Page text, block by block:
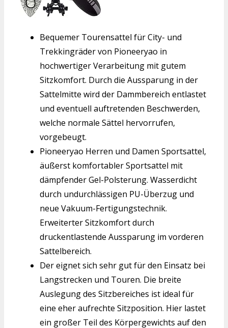
Bequemer Tourensattel für City- und
Trekkingräder von Pioneeryao in
hochwertiger Verarbeitung mit gutem
Sitzkomfort. Durch die Aussparung in der
Sattelmitte wird der Dammbereich entlastet
und eventuell auftretenden Beschwerden,
welche normale Sättel hervorrufen,
vorgebeugt.
Pioneeryao Herren und Damen Sportsattel,
äußerst komfortabler Sportsattel mit
dämpfender Gel-Polsterung. Wasserdicht
durch undurchlässigen PU-Überzug und
neue Vakuum-Fertigungstechnik.
Erweiterter Sitzkomfort durch
druckentlastende Aussparung im vorderen
Sattelbereich.
Der eignet sich sehr gut für den Einsatz bei
Langstrecken und Touren. Die breite
Auslegung des Sitzbereiches ist ideal für
eine eher aufrechte Sitzposition. Hier lastet
ein großer Teil des Körpergewichts auf den